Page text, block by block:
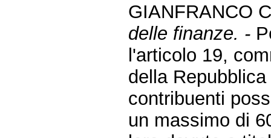
GIANFRANCO
delle finanze. -
l'articolo 19,
della
contribuenti
un massimo di